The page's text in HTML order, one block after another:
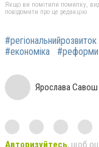
Якщо ви помітили помилку,
повідомити про це редакцію
#регіональнийрозвиток
#економіка
#реформи
Ярослава Савош
Авторизуйтесь, щоб